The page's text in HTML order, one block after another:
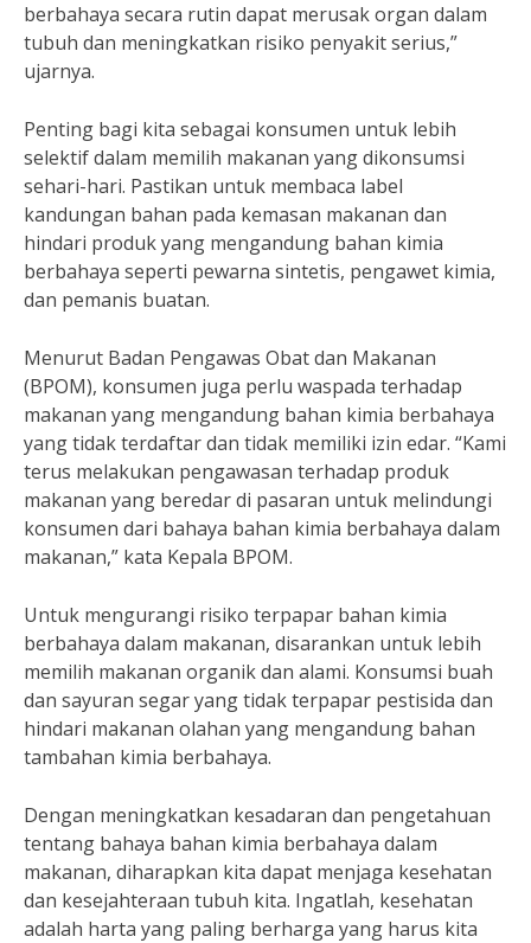
berbahaya secara rutin dapat merusak organ dalam
tubuh dan meningkatkan risiko penyakit serius,”
ujarnya.
Penting bagi kita sebagai konsumen untuk lebih
selektif dalam memilih makanan yang dikonsumsi
sehari-hari. Pastikan untuk membaca label
kandungan bahan pada kemasan makanan dan
hindari produk yang mengandung bahan kimia
berbahaya seperti pewarna sintetis, pengawet kimia,
dan pemanis buatan.
Menurut Badan Pengawas Obat dan Makanan
(BPOM), konsumen juga perlu waspada terhadap
makanan yang mengandung bahan kimia berbahaya
yang tidak terdaftar dan tidak memiliki izin edar. “Kami
terus melakukan pengawasan terhadap produk
makanan yang beredar di pasaran untuk melindungi
konsumen dari bahaya bahan kimia berbahaya dalam
makanan,” kata Kepala BPOM.
Untuk mengurangi risiko terpapar bahan kimia
berbahaya dalam makanan, disarankan untuk lebih
memilih makanan organik dan alami. Konsumsi buah
dan sayuran segar yang tidak terpapar pestisida dan
hindari makanan olahan yang mengandung bahan
tambahan kimia berbahaya.
Dengan meningkatkan kesadaran dan pengetahuan
tentang bahaya bahan kimia berbahaya dalam
makanan, diharapkan kita dapat menjaga kesehatan
dan kesejahteraan tubuh kita. Ingatlah, kesehatan
adalah harta yang paling berharga yang harus kita